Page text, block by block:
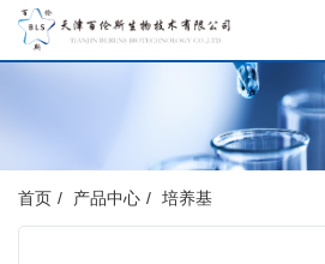
首页 产品中心 培养基